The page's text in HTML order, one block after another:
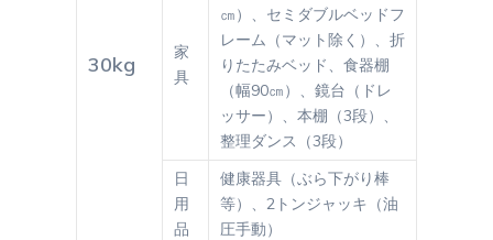
30kg
家
具
㎝）、セミダブルベッドフ
レーム（マット除く）、折
りたたみベッド、食器棚
（幅90㎝）、鏡台（ドレ
ッサー）、本棚（3段）、
整理ダンス（3段）
日
用
品
健康器具（ぶら下がり棒
等）、2トンジャッキ（油
圧手動）